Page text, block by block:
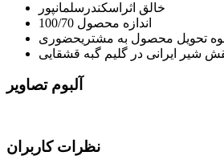
خالق اثر اسکندرسلمانپور
اندازه محصول 100/70
تحویل محصول به مشتریحضوری
شیر ایرانی در گلیم گبه قشقایی
آلبوم تصاویر
نظرات کاربران